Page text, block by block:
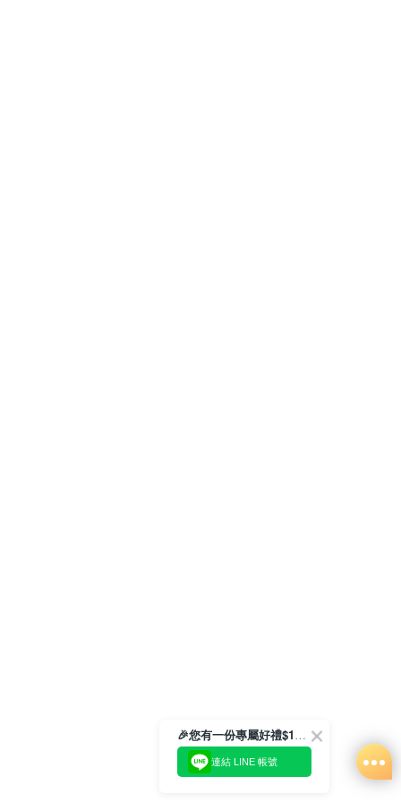
🎉您有一份專屬好禮$100正等著您🎁
連結 LINE 帳號